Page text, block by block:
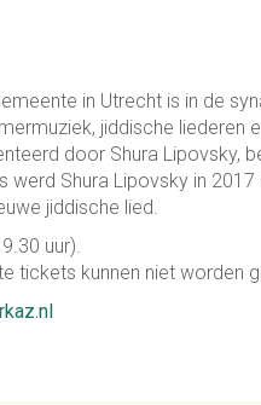
in Utrecht is in de
jiddische liederen
door Shura Lipovsky,
werd Shura Lipovsky in
jiddische lied.
uur).
tickets kunnen niet worden